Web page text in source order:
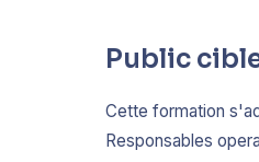
Public
Cette formation
Responsables